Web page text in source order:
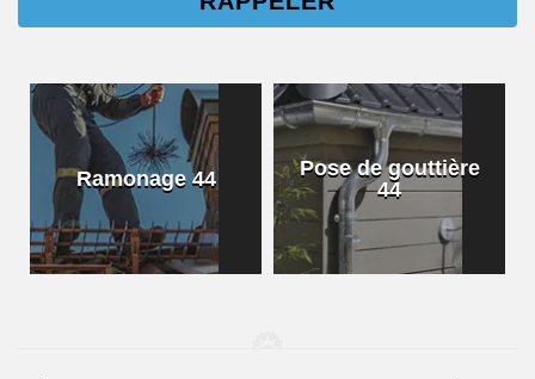
Ramonage 44
Pose de gouttière
44